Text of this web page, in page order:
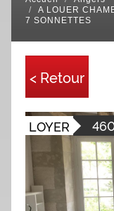
A LOUER
7 SONNETTES
< Retour
LOYER